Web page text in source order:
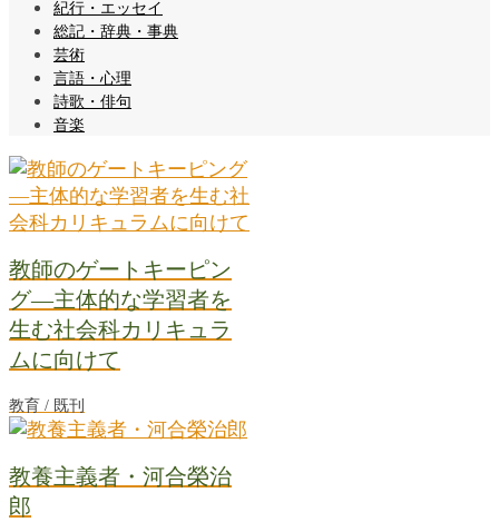
紀行・エッセイ
総記・辞典・事典
芸術
言語・心理
詩歌・俳句
音楽
教師のゲートキーピン
グ―主体的な学習者を
生む社会科カリキュラ
ムに向けて
教育 / 既刊
教養主義者・河合榮治
郎